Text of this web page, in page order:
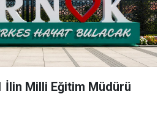
İlin Milli Eğitim Müdürü